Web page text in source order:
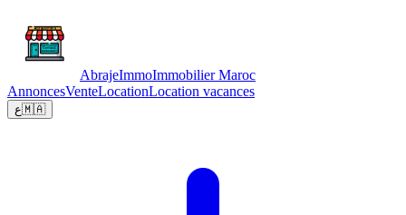
AbrajeImmoImmobilier Maroc
AnnoncesVenteLocationLocation vacances
ع🇲🇦